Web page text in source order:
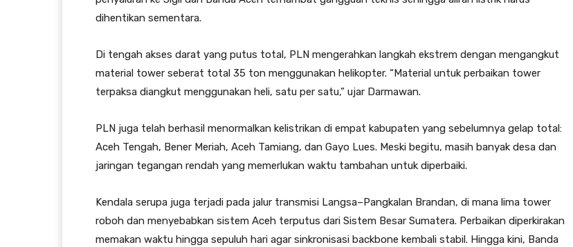
dihentikan sementara.
Di tengah akses darat yang putus total, PLN mengerahkan langkah ekstrem dengan mengangkut
material tower seberat total 35 ton menggunakan helikopter. “Material untuk perbaikan tower
terpaksa diangkut menggunakan heli, satu per satu,” ujar Darmawan.
PLN juga telah berhasil menormalkan kelistrikan di empat kabupaten yang sebelumnya gelap total:
Aceh Tengah, Bener Meriah, Aceh Tamiang, dan Gayo Lues. Meski begitu, masih banyak desa dan
jaringan tegangan rendah yang memerlukan waktu tambahan untuk diperbaiki.
Kendala serupa juga terjadi pada jalur transmisi Langsa–Pangkalan Brandan, di mana lima tower
roboh dan menyebabkan sistem Aceh terputus dari Sistem Besar Sumatera. Perbaikan diperkirakan
memakan waktu hingga sepuluh hari agar sinkronisasi backbone kembali stabil. Hingga kini, Banda